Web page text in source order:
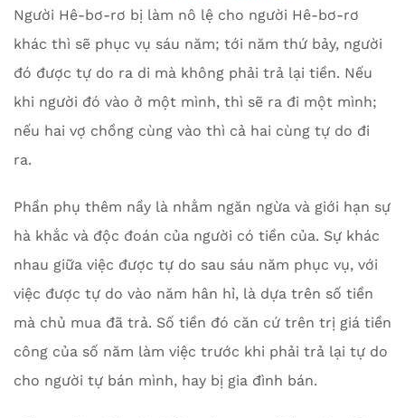
Người Hê-bơ-rơ bị làm nô lệ cho người Hê-bơ-rơ
khác thì sẽ phục vụ sáu năm; tới năm thứ bảy, người
đó được tự do ra di mà không phải trả lại tiền. Nếu
khi người đó vào ở một mình, thì sẽ ra đi một mình;
nếu hai vợ chồng cùng vào thì cả hai cùng tự do đi
ra.
Phần phụ thêm nầy là nhằm ngăn ngừa và giới hạn sự
hà khắc và độc đoán của người có tiền của. Sự khác
nhau giữa việc được tự do sau sáu năm phục vụ, với
việc được tự do vào năm hân hỉ, là dựa trên số tiền
mà chủ mua đã trả. Số tiền đó căn cứ trên trị giá tiền
công của số năm làm việc trước khi phải trả lại tự do
cho người tự bán mình, hay bị gia đình bán.